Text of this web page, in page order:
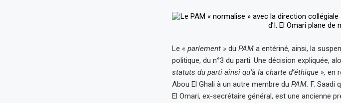
Le « parlement » du PAMa entériné, ainsi, la
politique, du n°3 du parti. Une décision expliquée,
statuts du parti ainsi qu’à la charte d’éthique », en
Abou El Ghali à un autre membre du PAM. F. Saadi
El Omari, ex-secrétaire général, est une ancienne